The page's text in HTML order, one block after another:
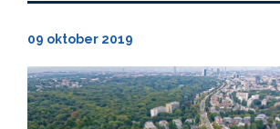
09 oktober 2019